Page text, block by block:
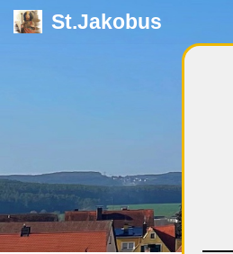
St.Jakobus